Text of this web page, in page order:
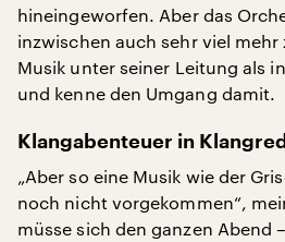
hineingeworfen. Aber das
inzwischen auch sehr viel
Musik unter seiner Leitung als
und kenne den Umgang damit.
Klangabenteuer in
„Aber so eine Musik wie der
noch nicht vorgekommen“,
müsse sich den ganzen Abend